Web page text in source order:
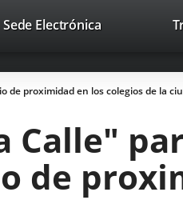
Contacto
Sede ElectrónicaLink
application.
de proximidad en los colegios de la
Calle"
de